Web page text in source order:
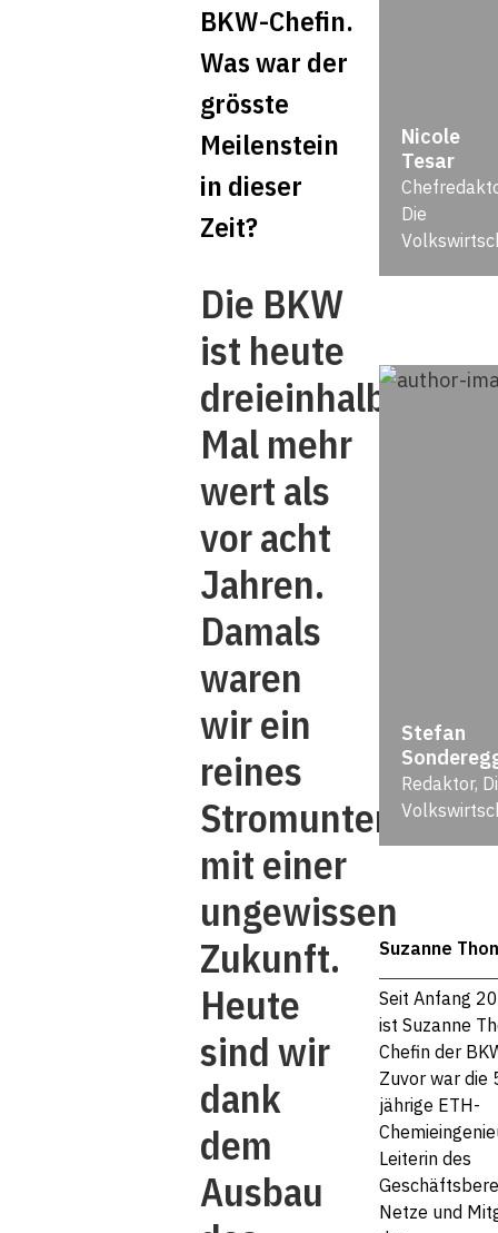
BKW-Chefin.
Was war der
grösste
Meilenstein
in dieser
Zeit?
Die BKW
ist heute
dreieinhalb
Mal mehr
wert als
vor acht
Jahren.
Damals
waren
wir ein
reines
mit einer
ungewissen
Zukunft.
Heute
sind wir
dank
dem
Ausbau
Nicole
Tesar
Die
Stefan
Redaktor,
Suzanne
Seit Anfang
ist Suzanne
Chefin der
Zuvor war die
jährige ETH-
Leiterin des
Netze und